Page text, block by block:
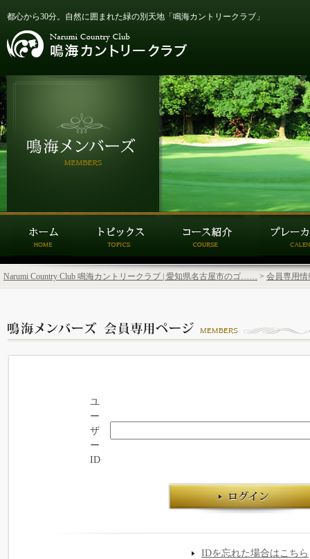
都心から30分。自然に囲まれた緑の別天地「鳴海カントリークラブ」
Narumi Country Club 鳴海カントリークラブ | 愛知県名古屋市のゴ…… > 会員専用情
ユ
ー
ザ
ー
ID
IDを忘れた場合はこちら